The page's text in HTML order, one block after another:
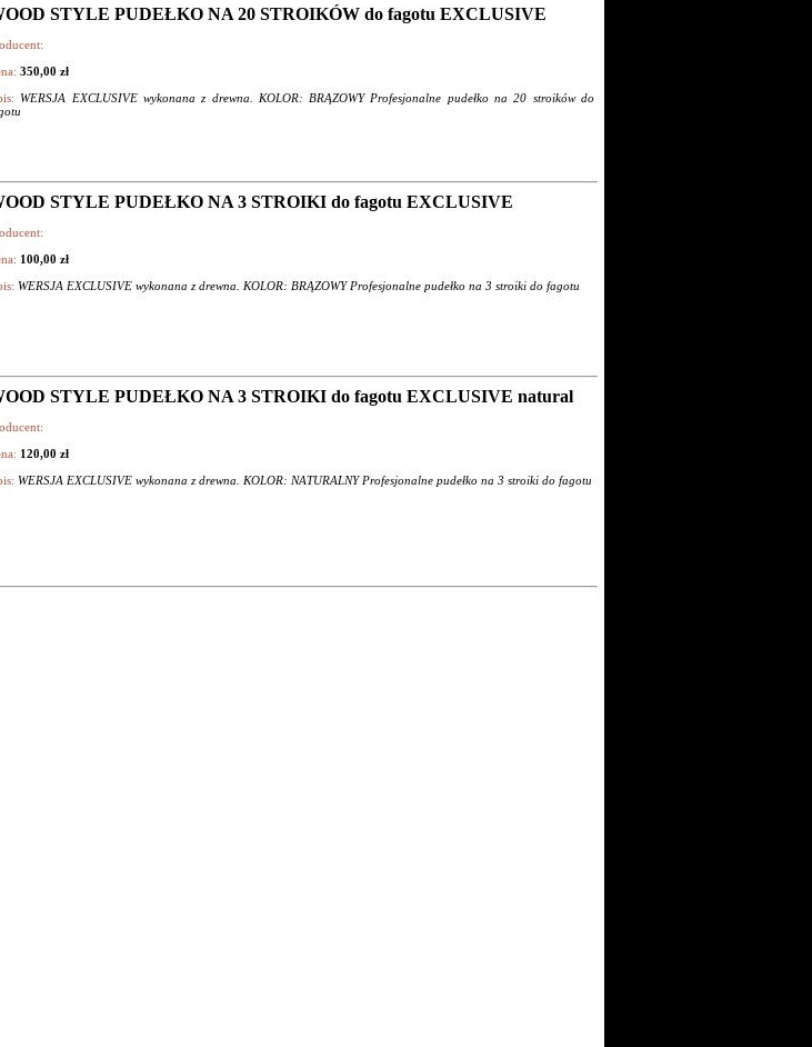
STYLE PUDEŁKO NA 20 STROIKÓW do fagotu EXCLUSIVE
350,00 zł
WERSJA EXCLUSIVE wykonana z drewna. KOLOR: BRĄZOWY Profesjonalne pudełko na 20 stroików do
STYLE PUDEŁKO NA 3 STROIKI do fagotu EXCLUSIVE
100,00 zł
WERSJA EXCLUSIVE wykonana z drewna. KOLOR: BRĄZOWY Profesjonalne pudełko na 3 stroiki do fagotu
STYLE PUDEŁKO NA 3 STROIKI do fagotu EXCLUSIVE natural
120,00 zł
WERSJA EXCLUSIVE wykonana z drewna. KOLOR: NATURALNY Profesjonalne pudełko na 3 stroiki do fagotu